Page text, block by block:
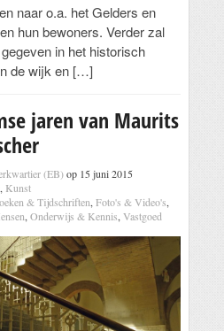
naar o.a. het Gelders en
hun bewoners. Verder zal
in het historisch
de wijk en […]
jaren van Maurits
(EB)op 15 juni 2015
, Kunst
& Tijdschriften,Foto's & Video's,
,Onderwijs & Kennis,Vastgoed